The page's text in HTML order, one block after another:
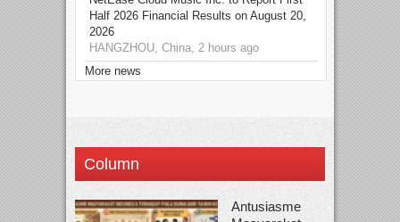
Half 2026 Financial Results on August 20,
2026
HANGZHOU, China, 2 hours ago
More news
Column
Antusiasme